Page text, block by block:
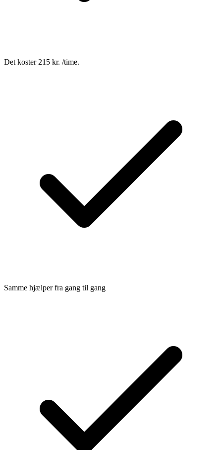
Det koster 215 kr. /time.
Samme hjælper fra gang til gang